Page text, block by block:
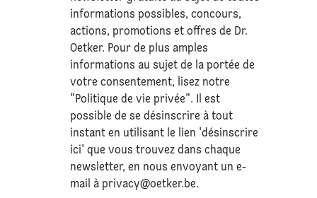
informations possibles, concours,
actions, promotions et offres de Dr.
Oetker. Pour de plus amples
informations au sujet de la portée de
votre consentement, lisez notre
"Politique de vie privée". Il est
possible de se désinscrire à tout
instant en utilisant le lien 'désinscrire
ici' que vous trouvez dans chaque
newsletter, en nous envoyant un e-
mail àprivacy@oetker.be.